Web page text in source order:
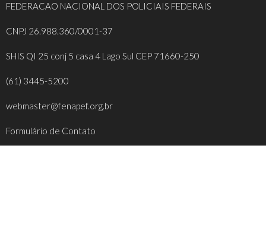
FEDERACAO NACIONAL DOS POLICIAIS FEDERAIS
CNPJ 26.988.360/0001-37
SHIS QI 25 conj 5 casa 4 Lago Sul CEP 71660-250
(61) 3445-5200
webmaster@fenapef.org.br
Formulário de Contato